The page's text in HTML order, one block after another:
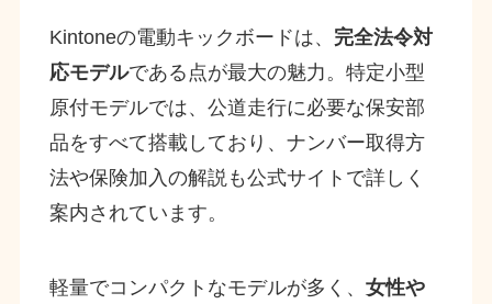
Kintoneの電動キックボードは、 完全法令対
応モデルである点が最大の魅力。特定小型
原付モデルでは、公道走行に必要な保安部
品をすべて搭載しており、ナンバー取得方
法や保険加入の解説も公式サイトで詳しく
案内されています。
軽量でコンパクトなモデルが多く、 女性や